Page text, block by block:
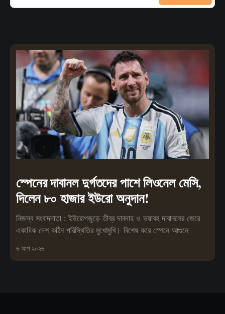
স্পেনের দাবানল দুর্গতদের পাশে লিওনেল মেসি,
দিলেন ৮০ হাজার ইউরো অনুদান!
নিজস্ব সংবাদদাতা : ইউরোপজুড়ে তীব্র দাবদাহ ও ভয়াবহ দাবানলের জেরে
একাধিক দেশ কঠিন পরিস্থিতির মুখোমুখি। বিশেষ করে স্পেনে আগুনে
৬ আগ ২০২৬